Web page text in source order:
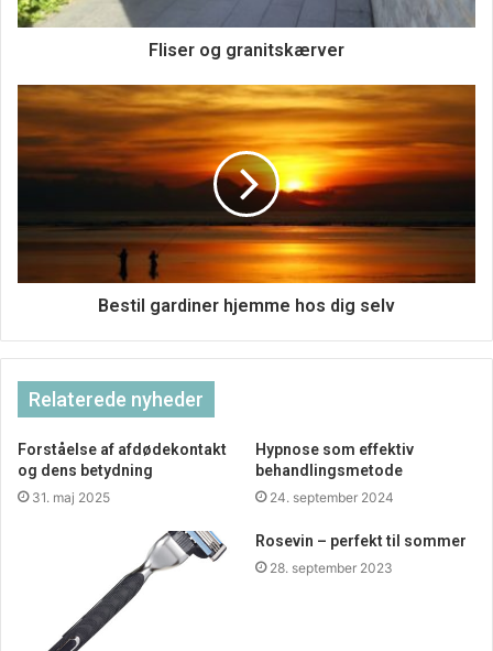
ikke have nogen syndelige men efterfølgende. På den
lange bane kan det helt sikkert godt betale sig, at man
Fliser og granitskærver
Bestil gardiner hjemme hos dig selv
Relaterede nyheder
Forståelse af afdødekontakt
og dens betydning
31. maj 2025
Hypnose som effektiv
behandlingsmetode
24. september 2024
Rosevin – perfekt til sommer
28. september 2023